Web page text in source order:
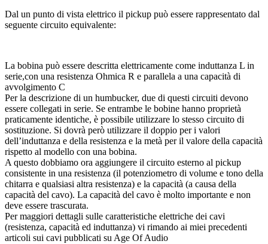
Dal un punto di vista elettrico il pickup può essere rappresentato dal
seguente circuito equivalente:
La bobina può essere descritta elettricamente come induttanza L in
serie,con una resistenza Ohmica R e parallela a una capacità di
avvolgimento C
Per la descrizione di un humbucker, due di questi circuiti devono
essere collegati in serie. Se entrambe le bobine hanno proprietà
praticamente identiche, è possibile utilizzare lo stesso circuito di
sostituzione. Si dovrà però utilizzare il doppio per i valori
dell’induttanza e della resistenza e la metà per il valore della capacità
rispetto al modello con una bobina.
A questo dobbiamo ora aggiungere il circuito esterno al pickup
consistente in una resistenza (il potenziometro di volume e tono della
chitarra e qualsiasi altra resistenza) e la capacità (a causa della
capacità del cavo). La capacità del cavo è molto importante e non
deve essere trascurata.
Per maggiori dettagli sulle caratteristiche elettriche dei cavi
(resistenza, capacità ed induttanza) vi rimando ai miei precedenti
articoli sui cavi pubblicati su Age Of Audio